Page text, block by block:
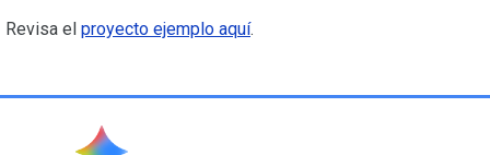
Revisa el proyecto ejemplo aquí.